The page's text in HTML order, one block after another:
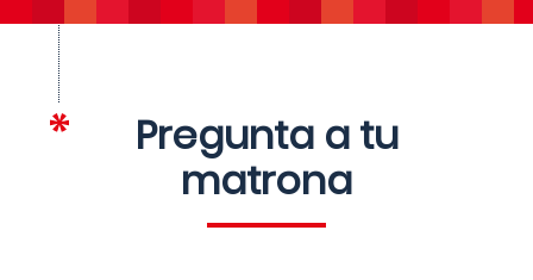
Pregunta a tu
matrona